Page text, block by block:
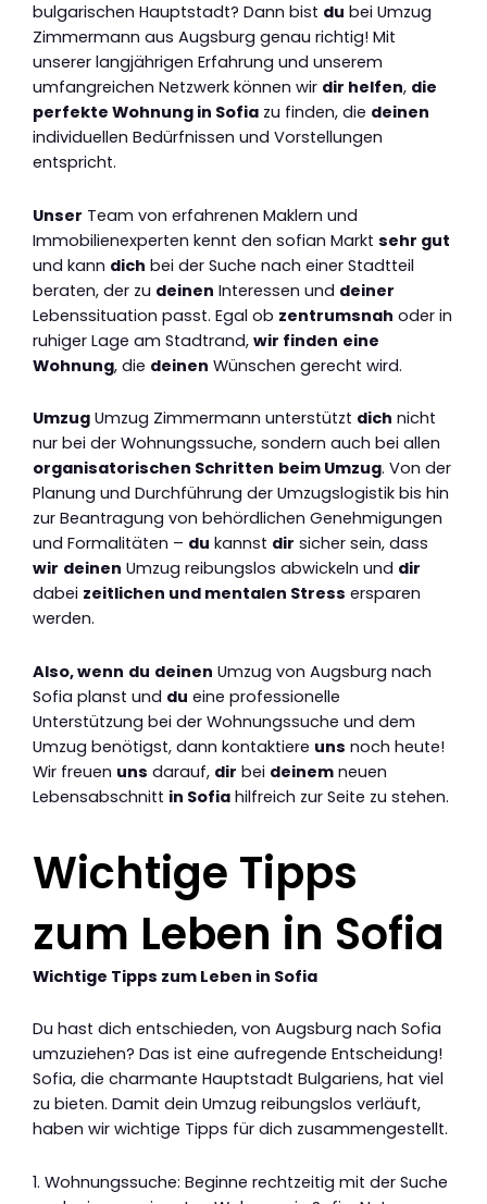
bulgarischen Hauptstadt? Dann bist du bei Umzug
Zimmermann aus Augsburg genau richtig! Mit
unserer langjährigen Erfahrung und unserem
umfangreichen Netzwerk können wir dir helfen, die
perfekte Wohnung in Sofia zu finden, die deinen
individuellen Bedürfnissen und Vorstellungen
entspricht.
Unser Team von erfahrenen Maklern und
Immobilienexperten kennt den sofian Markt sehr gut
und kann dich bei der Suche nach einer Stadtteil
beraten, der zu deinen Interessen und deiner
Lebenssituation passt. Egal ob zentrumsnah oder in
ruhiger Lage am Stadtrand, wir finden eine
Wohnung, die deinen Wünschen gerecht wird.
Umzug Umzug Zimmermann unterstützt dich nicht
nur bei der Wohnungssuche, sondern auch bei allen
organisatorischen Schritten beim Umzug. Von der
Planung und Durchführung der Umzugslogistik bis hin
zur Beantragung von behördlichen Genehmigungen
und Formalitäten – du kannst dir sicher sein, dass
wir deinen Umzug reibungslos abwickeln und dir
dabei zeitlichen und mentalen Stress ersparen
werden.
Also, wenn du deinen Umzug von Augsburg nach
Sofia planst und du eine professionelle
Unterstützung bei der Wohnungssuche und dem
Umzug benötigst, dann kontaktiere uns noch heute!
Wir freuen uns darauf, dir bei deinem neuen
Lebensabschnitt in Sofia hilfreich zur Seite zu stehen.
Wichtige Tipps
zum Leben in Sofia
Wichtige Tipps zum Leben in Sofia
Du hast dich entschieden, von Augsburg nach Sofia
umzuziehen? Das ist eine aufregende Entscheidung!
Sofia, die charmante Hauptstadt Bulgariens, hat viel
zu bieten. Damit dein Umzug reibungslos verläuft,
haben wir wichtige Tipps für dich zusammengestellt.
1. Wohnungssuche: Beginne rechtzeitig mit der Suche